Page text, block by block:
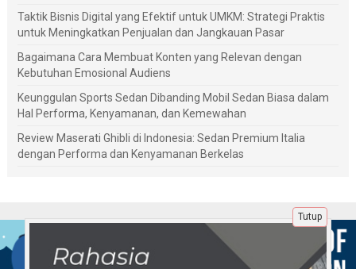
Taktik Bisnis Digital yang Efektif untuk UMKM: Strategi Praktis
untuk Meningkatkan Penjualan dan Jangkauan Pasar
Bagaimana Cara Membuat Konten yang Relevan dengan
Kebutuhan Emosional Audiens
Keunggulan Sports Sedan Dibanding Mobil Sedan Biasa dalam
Hal Performa, Kenyamanan, dan Kemewahan
Review Maserati Ghibli di Indonesia: Sedan Premium Italia
dengan Performa dan Kenyamanan Berkelas
Tutup